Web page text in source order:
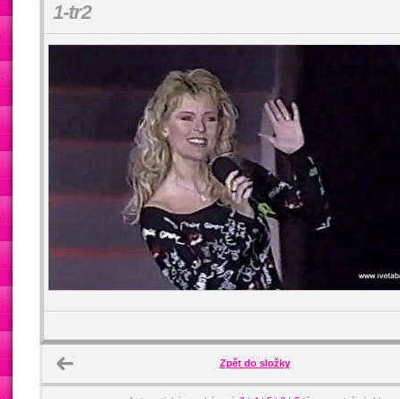
1-tr2
Zpět do složky